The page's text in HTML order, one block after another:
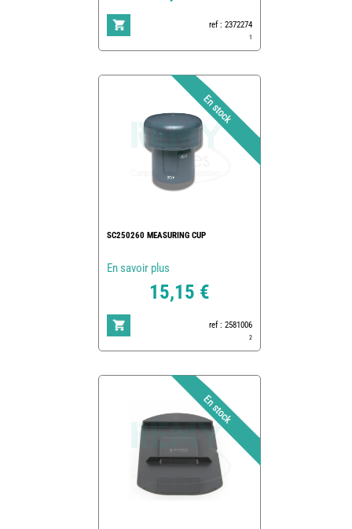
ref : 2372274
1
SC250260 MEASURING CUP
En savoir plus
15,15 €
ref : 2581006
2